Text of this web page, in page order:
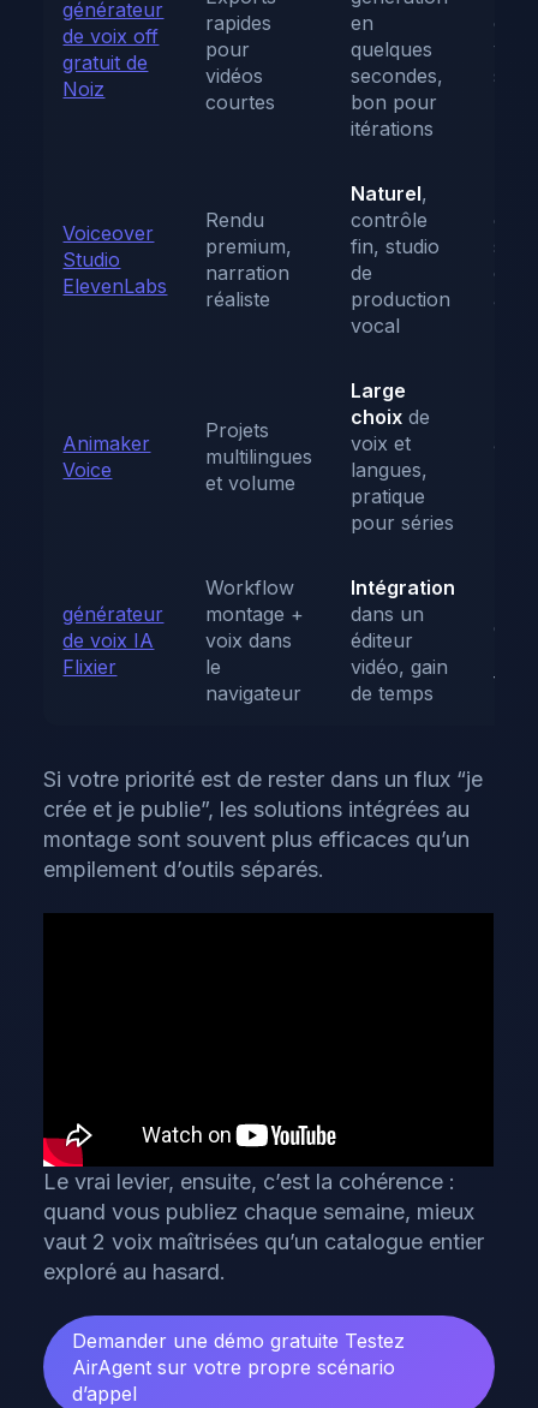
générateur
de voix off
gratuit de
Noiz
rapides
pour
vidéos
courtes
en
quelques
secondes,
bon pour
itérations
voix
Voiceover
Studio
ElevenLabs
Rendu
premium,
narration
réaliste
Naturel,
contrôle
fin, studio
de
production
vocal
à
Animaker
Voice
Projets
multilingues
et volume
Large
choix de
voix et
langues,
pratique
pour séries
générateur
de voix IA
Flixier
Workflow
montage +
voix dans
le
navigateur
Intégration
dans un
éditeur
vidéo, gain
de temps
free
Si votre priorité est de rester dans un flux “je
crée et je publie”, les solutions intégrées au
montage sont souvent plus efficaces qu’un
empilement d’outils séparés.
Le vrai levier, ensuite, c’est la cohérence :
quand vous publiez chaque semaine, mieux
vaut 2 voix maîtrisées qu’un catalogue entier
exploré au hasard.
Demander une démo gratuite Testez
AirAgent sur votre propre scénario
d’appel